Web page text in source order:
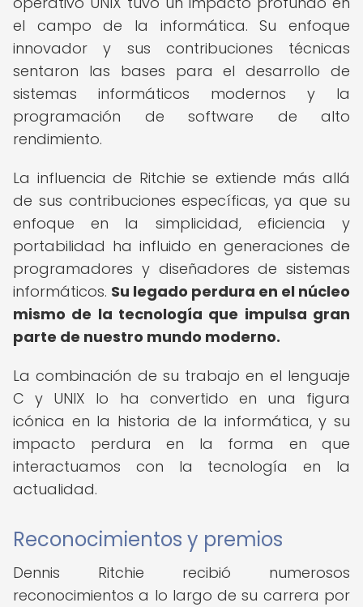
el campo de la informática. Su enfoque
innovador y sus contribuciones técnicas
sentaron las bases para el desarrollo de
sistemas informáticos modernos y la
programación de software de alto
rendimiento.
La influencia de Ritchie se extiende más allá
de sus contribuciones específicas, ya que su
enfoque en la simplicidad, eficiencia y
portabilidad ha influido en generaciones de
programadores y diseñadores de sistemas
informáticos. Su legado perdura en el núcleo
mismo de la tecnología que impulsa gran
parte de nuestro mundo moderno.
La combinación de su trabajo en el lenguaje
C y UNIX lo ha convertido en una figura
icónica en la historia de la informática, y su
impacto perdura en la forma en que
interactuamos con la tecnología en la
actualidad.
Reconocimientos y premios
Dennis Ritchie recibió numerosos
reconocimientos a lo largo de su carrera por